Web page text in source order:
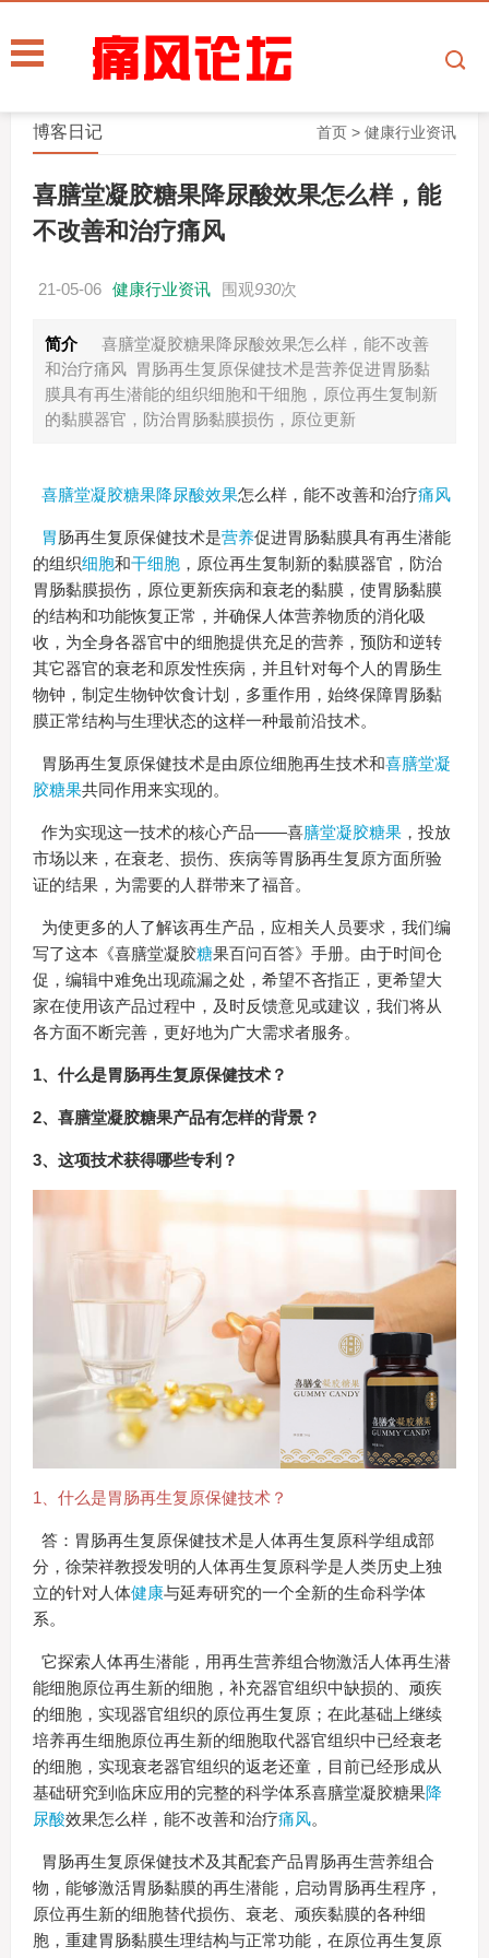
首页 >健康行业资讯
博客日记
喜膳堂凝胶糖果降尿酸效果怎么样，能
不改善和治疗痛风
21-05-06 健康行业资讯 围观930次
简介
喜膳堂凝胶糖果降尿酸效果怎么样，能不改善
和治疗痛风 胃肠再生复原保健技术是营养促进胃肠黏
膜具有再生潜能的组织细胞和干细胞，原位再生复制新
的黏膜器官，防治胃肠黏膜损伤，原位更新
喜膳堂凝胶糖果降尿酸效果怎么样，能不改善和治疗痛风
胃肠再生复原保健技术是营养促进胃肠黏膜具有再生潜能
的组织细胞和干细胞，原位再生复制新的黏膜器官，防治
胃肠黏膜损伤，原位更新疾病和衰老的黏膜，使胃肠黏膜
的结构和功能恢复正常，并确保人体营养物质的消化吸
收，为全身各器官中的细胞提供充足的营养，预防和逆转
其它器官的衰老和原发性疾病，并且针对每个人的胃肠生
物钟，制定生物钟饮食计划，多重作用，始终保障胃肠黏
膜正常结构与生理状态的这样一种最前沿技术。
胃肠再生复原保健技术是由原位细胞再生技术和喜膳堂凝
胶糖果共同作用来实现的。
作为实现这一技术的核心产品——喜膳堂凝胶糖果，投放
市场以来，在衰老、损伤、疾病等胃肠再生复原方面所验
证的结果，为需要的人群带来了福音。
为使更多的人了解该再生产品，应相关人员要求，我们编
写了这本《喜膳堂凝胶糖果百问百答》手册。由于时间仓
促，编辑中难免出现疏漏之处，希望不吝指正，更希望大
家在使用该产品过程中，及时反馈意见或建议，我们将从
各方面不断完善，更好地为广大需求者服务。
1、什么是胃肠再生复原保健技术？
2、喜膳堂凝胶糖果产品有怎样的背景？
3、这项技术获得哪些专利？
1、什么是胃肠再生复原保健技术？
答：胃肠再生复原保健技术是人体再生复原科学组成部
分，徐荣祥教授发明的人体再生复原科学是人类历史上独
立的针对人体健康与延寿研究的一个全新的生命科学体
系。
它探索人体再生潜能，用再生营养组合物激活人体再生潜
能细胞原位再生新的细胞，补充器官组织中缺损的、顽疾
的细胞，实现器官组织的原位再生复原；在此基础上继续
培养再生细胞原位再生新的细胞取代器官组织中已经衰老
的细胞，实现衰老器官组织的返老还童，目前已经形成从
基础研究到临床应用的完整的科学体系喜膳堂凝胶糖果降
尿酸效果怎么样，能不改善和治疗痛风。
胃肠再生复原保健技术及其配套产品胃肠再生营养组合
物，能够激活胃肠黏膜的再生潜能，启动胃肠再生程序，
原位再生新的细胞替代损伤、衰老、顽疾黏膜的各种细
胞，重建胃肠黏膜生理结构与正常功能，在原位再生复原